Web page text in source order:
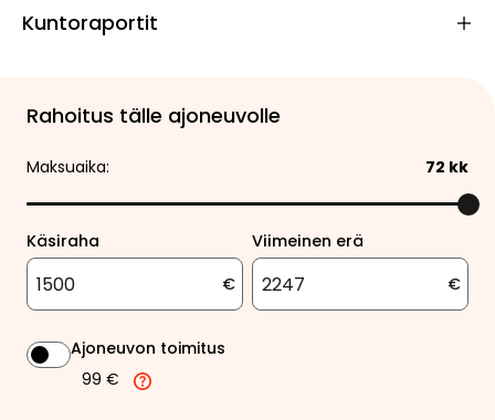
Kuntoraportit
Rahoitus tälle ajoneuvolle
Maksuaika: 72 kk
Käsiraha
€
Viimeinen erä
€
Ajoneuvon toimitus
99 €